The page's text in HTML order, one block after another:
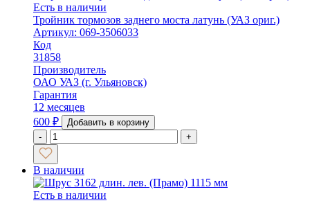
Есть в наличии
Тройник тормозов заднего моста латунь (УАЗ ориг.)
Артикул: 069-3506033
Код
31858
Производитель
ОАО УАЗ (г. Ульяновск)
Гарантия
12 месяцев
600 ₽
Добавить в корзину
-
+
В наличии
Есть в наличии